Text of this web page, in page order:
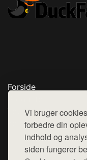
Vi bruger
forbedre din
indhold og
siden fungerer
Forside
Top Rabatter
Kontakt